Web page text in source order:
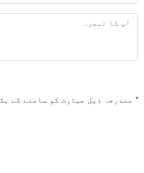
* مندرجہ ذیل عبارت کو سامنے کے